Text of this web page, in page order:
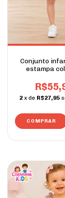
Conjunto
estampa
2 x de R$27,95
COMPRAR